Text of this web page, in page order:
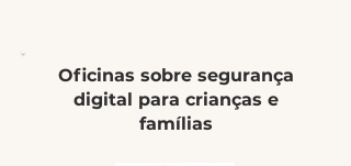
Oficinas sobre segurança
digital para crianças e
famílias